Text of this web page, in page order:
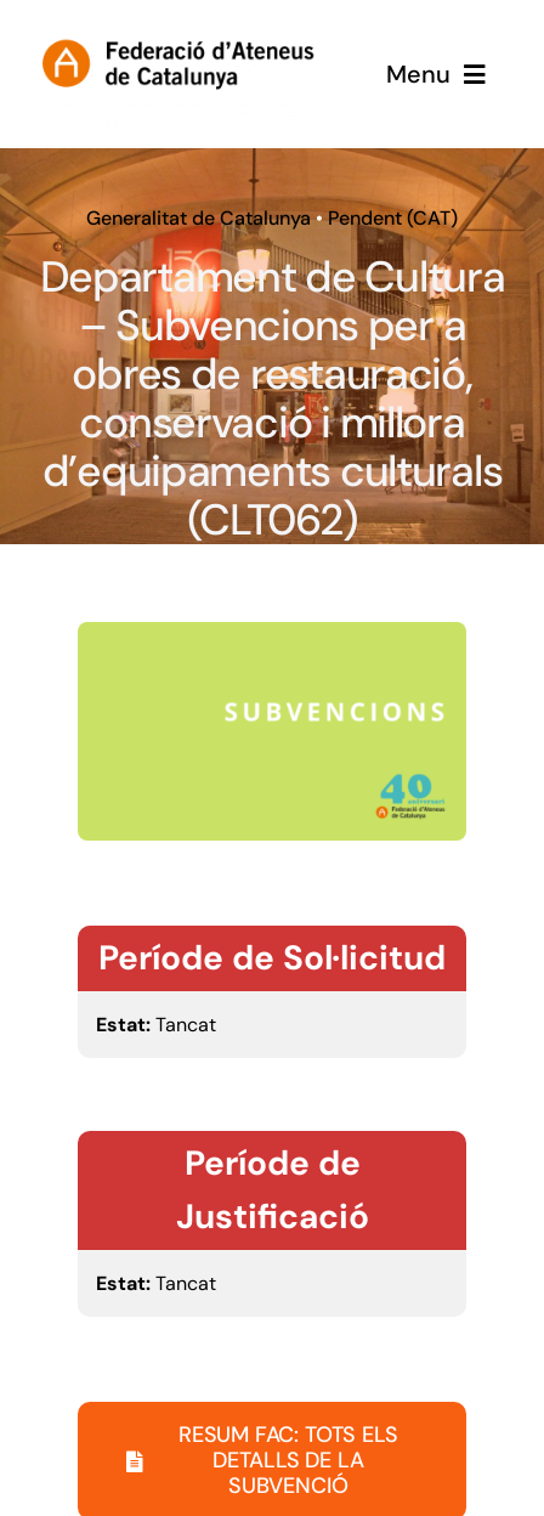
content
Menu
Inici
Subvencions
Generalitat de Catalunya•Pendent (CAT)
Departament de Cultura
– Subvencions per a
obres de restauració,
conservació i millora
d’equipaments culturals
(CLT062)
Període de Sol·licitud
Estat:Tancat
Període de
Justificació
Estat:Tancat
RESUM FAC: TOTS ELS
DETALLS DE LA
SUBVENCIÓ